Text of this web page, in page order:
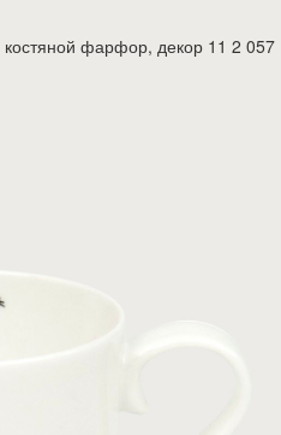
фарфор, декор 11 2 057